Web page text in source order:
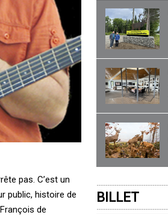
pas. C’est un
public, histoire de
de
BILLET